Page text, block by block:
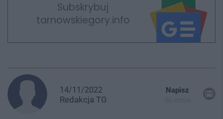
Subskrybuj
tarnowskiegory.info
14/11/2022
Redakcja TG
Napisz